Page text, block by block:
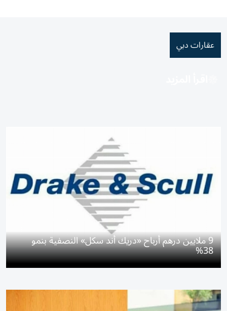
عقارات دبي
9 ملايين درهم أرباح «دريك أند سكل» النصفية بنمو
38%